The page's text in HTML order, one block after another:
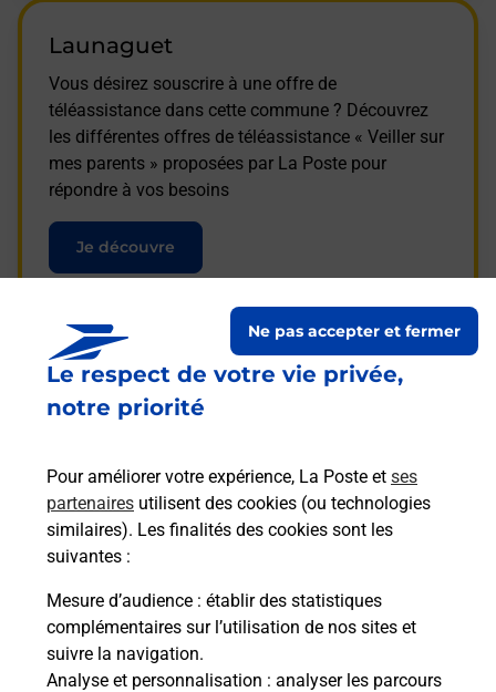
Le respect de votre vie privée,
notre priorité
Pour améliorer votre expérience, La Poste et ses
partenaires utilisent des cookies (ou technologies
similaires). Les finalités des cookies sont les
suivantes :
Mesure d’audience : établir des statistiques
complémentaires sur l’utilisation de nos sites et
suivre la navigation.
Analyse et personnalisation : analyser les parcours
Ne pas accepter et fermer
Launaguet
Vous désirez souscrire à une offre de
téléassistance dans cette commune ? Découvrez
les différentes offres de téléassistance « Veiller sur
mes parents » proposées par La Poste pour
répondre à vos besoins
Je découvre
Questions fréquemment
posées
La téléassistance classique avec
médaillon d’alarme qu’est ce que
c’est ?
Comment fonctionne la
téléassistance classique ?